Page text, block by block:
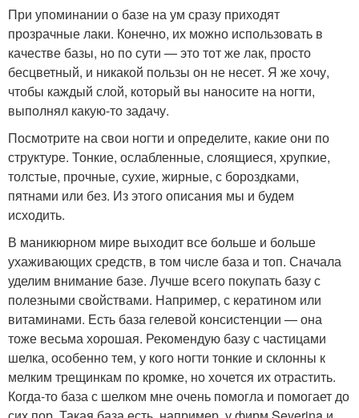
При упоминании о базе на ум сразу приходят
прозрачные лаки. Конечно, их можно использовать в
качестве базы, но по сути — это тот же лак, просто
бесцветный, и никакой пользы он не несет. Я же хочу,
чтобы каждый слой, который вы наносите на ногти,
выполнял какую-то задачу.
Посмотрите на свои ногти и определите, какие они по
структуре. Тонкие, ослабленные, слоящиеся, хрупкие,
толстые, прочные, сухие, жирные, с бороздками,
пятнами или без. Из этого описания мы и будем
исходить.
В маникюрном мире выходит все больше и больше
ухаживающих средств, в том числе база и топ. Сначала
уделим внимание базе. Лучше всего покупать базу с
полезными свойствами. Например, с кератином или
витаминами. Есть база гелевой консистенции — она
тоже весьма хорошая. Рекомендую базу с частицами
шелка, особенно тем, у кого ногти тонкие и склонны к
мелким трещинкам по кромке, но хочется их отрастить.
Когда-то база с шелком мне очень помогла и помогает до